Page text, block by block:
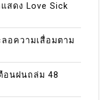
สดง Love Sick
อความเสื่อมตาม
อนฝนถล่ม 48